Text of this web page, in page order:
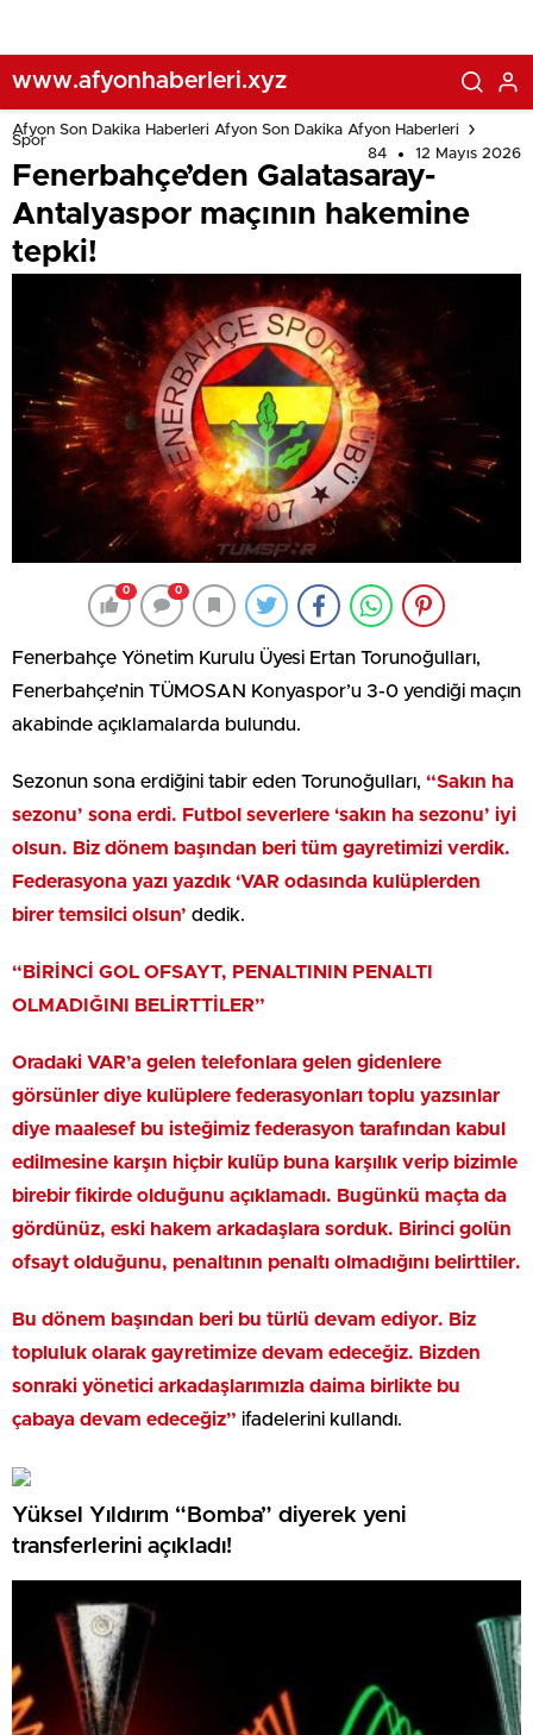
www.afyonhaberleri.xyz
Afyon Son Dakika Haberleri Afyon Son Dakika Afyon Haberleri
Spor
84
12 Mayıs 2026
Fenerbahçe’den Galatasaray-
Antalyaspor maçının hakemine
tepki!
0 0
Fenerbahçe Yönetim Kurulu Üyesi Ertan Torunoğulları,
Fenerbahçe’nin TÜMOSAN Konyaspor’u 3-0 yendiği maçın
akabinde açıklamalarda bulundu.
Sezonun sona erdiğini tabir eden Torunoğulları, “Sakın ha
sezonu’ sona erdi. Futbol severlere ‘sakın ha sezonu’ iyi
olsun. Biz dönem başından beri tüm gayretimizi verdik.
Federasyona yazı yazdık ‘VAR odasında kulüplerden
birer temsilci olsun’ dedik.
“BİRİNCİ GOL OFSAYT, PENALTININ PENALTI
OLMADIĞINI BELİRTTİLER”
Oradaki VAR’a gelen telefonlara gelen gidenlere
görsünler diye kulüplere federasyonları toplu yazsınlar
diye maalesef bu isteğimiz federasyon tarafından kabul
edilmesine karşın hiçbir kulüp buna karşılık verip bizimle
birebir fikirde olduğunu açıklamadı. Bugünkü maçta da
gördünüz, eski hakem arkadaşlara sorduk. Birinci golün
ofsayt olduğunu, penaltının penaltı olmadığını belirttiler.
Bu dönem başından beri bu türlü devam ediyor. Biz
topluluk olarak gayretimize devam edeceğiz. Bizden
sonraki yönetici arkadaşlarımızla daima birlikte bu
çabaya devam edeceğiz” ifadelerini kullandı.
Yüksel Yıldırım “Bomba” diyerek yeni
transferlerini açıkladı!